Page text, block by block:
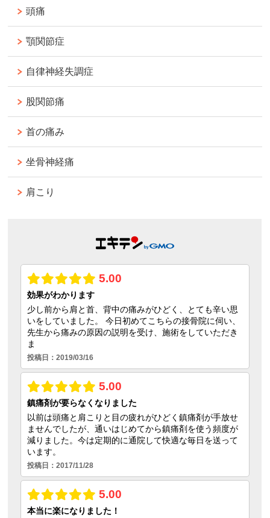
頭痛
顎関節症
自律神経失調症
股関節痛
首の痛み
坐骨神経痛
肩こり